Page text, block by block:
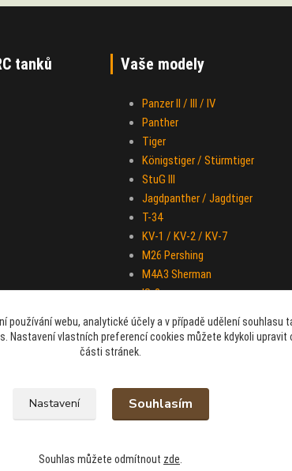
tanků Vaše modely
Panzer II / III / IV
Panther
Tiger
Königstiger / Stürmtiger
StuG III
Jagdpanther / Jagdtiger
T-34
KV-1 / KV-2 / KV-7
M26 Pershing
M4A3 Sherman
IS-2
Sd.Kfz. 251 "Hakl"
používání webu, analytické účely a v případě udělení souhlasu
Nastavení vlastních preferencí cookies můžete kdykoli upravit
části stránek.
Nastavení Souhlasím
Souhlas můžete odmítnout zde